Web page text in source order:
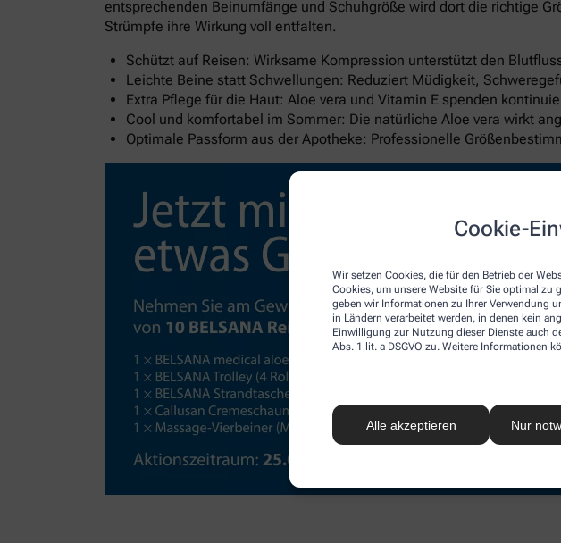
Cookie-
Wir setzen Cookies, die für den Betrieb der
Cookies, um unsere Website für Sie optimal
geben wir Informationen zu Ihrer Verwendung
in Ländern verarbeitet werden, in denen kein
Einwilligung zur Nutzung dieser Dienste auch
Abs. 1 lit. a DSGVO zu. Weitere Informationen
Alle akzeptieren Nur
entsprechenden Beinumfänge und Schuhgröße wird dort die richtige
Strümpfe ihre Wirkung voll entfalten.
Schützt auf Reisen: Wirksame Kompression unterstützt den
Leichte Beine statt Schwellungen: Reduziert Müdigkeit,
Extra Pflege für die Haut: Aloe vera und Vitamin E spenden
Cool und komfortabel im Sommer: Die natürliche Aloe vera wirkt
Optimale Passform aus der Apotheke: Professionelle